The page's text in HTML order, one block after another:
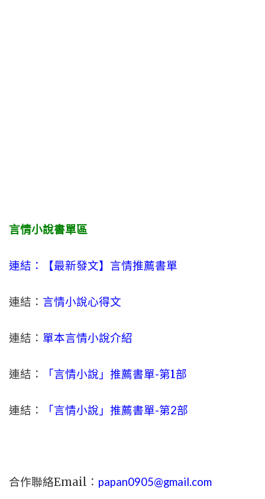
言情小說書單區
連結：【最新發文】 言情推薦書單
連結： 言情小說心得文
連結： 單本言情小說介紹
連結： 「言情小說」推薦書單-第1部
連結： 「言情小說」推薦書單-第2部
合作聯絡Email： papan0905@gmail.com